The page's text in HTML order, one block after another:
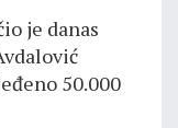
je danas
50.000